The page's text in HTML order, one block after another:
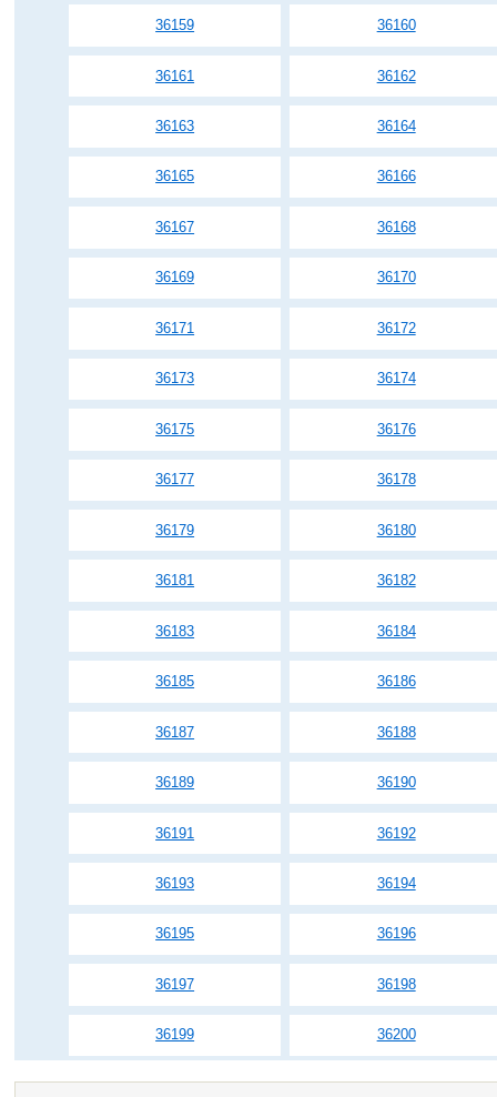
36159 36160
36161 36162
36163 36164
36165 36166
36167 36168
36169 36170
36171 36172
36173 36174
36175 36176
36177 36178
36179 36180
36181 36182
36183 36184
36185 36186
36187 36188
36189 36190
36191 36192
36193 36194
36195 36196
36197 36198
36199 36200